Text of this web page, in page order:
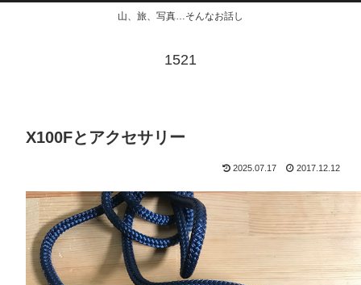
山、旅、写真…そんなお話し
1521
X100Fとアクセサリー
2025.07.17 2017.12.12